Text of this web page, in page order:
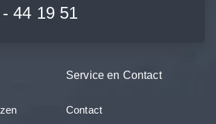
44 19 51
Service en Contact
Contact